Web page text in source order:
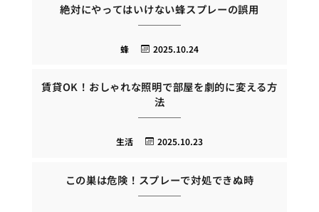
絶対にやってはいけない蜂スプレーの誤用
2025.10.24
蜂
賃貸OK！おしゃれな照明で部屋を劇的に変える方
法
2025.10.23
生活
この巣は危険！スプレーで対処できぬ時